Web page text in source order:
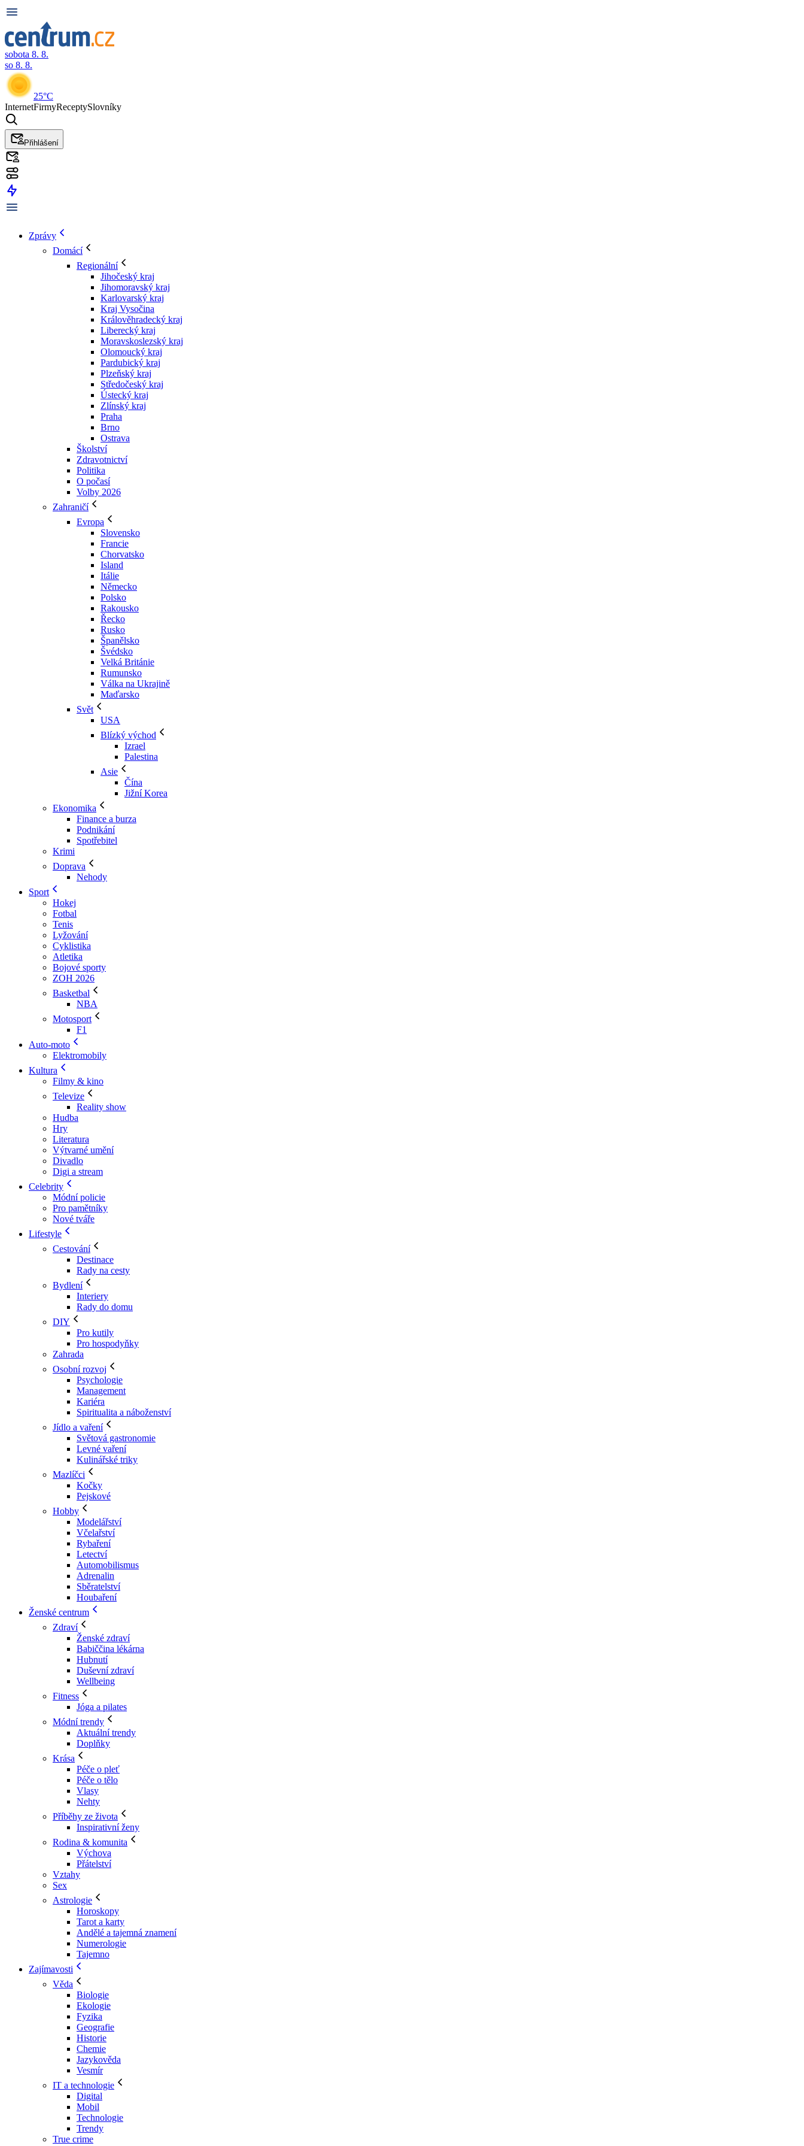
sobota 8. 8.
so 8. 8.
25°C
InternetFirmyReceptySlovníky
Přihlášení
Zprávy
Domácí
Regionální
Jihočeský kraj
Jihomoravský kraj
Karlovarský kraj
Kraj Vysočina
Králověhradecký kraj
Liberecký kraj
Moravskoslezský kraj
Olomoucký kraj
Pardubický kraj
Plzeňský kraj
Středočeský kraj
Ústecký kraj
Zlínský kraj
Praha
Brno
Ostrava
Školství
Zdravotnictví
Politika
O počasí
Volby 2026
Zahraničí
Evropa
Slovensko
Francie
Chorvatsko
Island
Itálie
Německo
Polsko
Rakousko
Řecko
Rusko
Španělsko
Švédsko
Velká Británie
Rumunsko
Válka na Ukrajině
Maďarsko
Svět
USA
Blízký východ
Izrael
Palestina
Asie
Čína
Jižní Korea
Ekonomika
Finance a burza
Podnikání
Spotřebitel
Krimi
Doprava
Nehody
Sport
Hokej
Fotbal
Tenis
Lyžování
Cyklistika
Atletika
Bojové sporty
ZOH 2026
Basketbal
NBA
Motosport
F1
Auto-moto
Elektromobily
Kultura
Filmy & kino
Televize
Reality show
Hudba
Hry
Literatura
Výtvarné umění
Divadlo
Digi a stream
Celebrity
Módní policie
Pro pamětníky
Nové tváře
Lifestyle
Cestování
Destinace
Rady na cesty
Bydlení
Interiery
Rady do domu
DIY
Pro kutily
Pro hospodyňky
Zahrada
Osobní rozvoj
Psychologie
Management
Kariéra
Spiritualita a náboženství
Jídlo a vaření
Světová gastronomie
Levné vaření
Kulinářské triky
Mazlíčci
Kočky
Pejskové
Hobby
Modelářství
Včelařství
Rybaření
Letectví
Automobilismus
Adrenalin
Sběratelství
Houbaření
Ženské centrum
Zdraví
Ženské zdraví
Babiččina lékárna
Hubnutí
Duševní zdraví
Wellbeing
Fitness
Jóga a pilates
Módní trendy
Aktuální trendy
Doplňky
Krása
Péče o pleť
Péče o tělo
Vlasy
Nehty
Příběhy ze života
Inspirativní ženy
Rodina & komunita
Výchova
Přátelství
Vztahy
Sex
Astrologie
Horoskopy
Tarot a karty
Andělé a tajemná znamení
Numerologie
Tajemno
Zajímavosti
Věda
Biologie
Ekologie
Fyzika
Geografie
Historie
Chemie
Jazykověda
Vesmír
IT a technologie
Digital
Mobil
Technologie
Trendy
True crime